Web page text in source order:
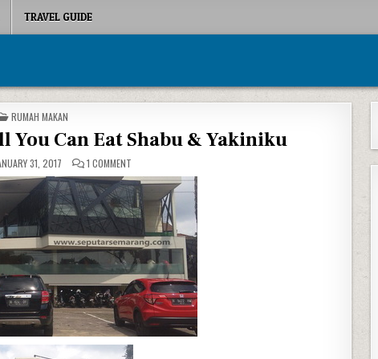
TRAVEL GUIDE
POSTED IN
RUMAH MAKAN
You Can Eat Shabu & Yakiniku
31, 2017 1 COMMENTON HANAMASA SEMARANG, ALL YOU CAN EAT SHABU & YAKINIKU